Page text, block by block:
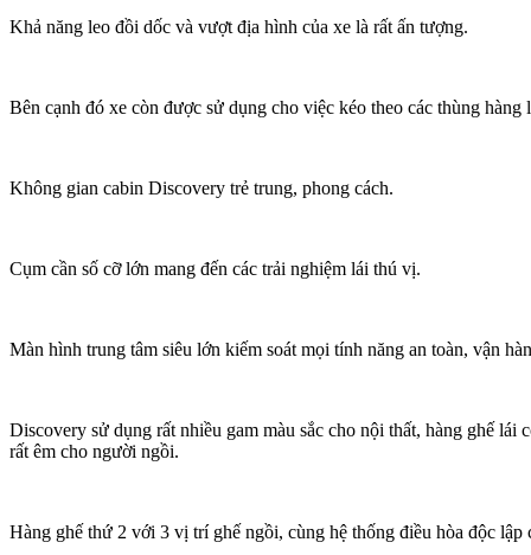
Khả năng leo đồi dốc và vượt địa hình của xe là rất ấn tượng.
Bên cạnh đó xe còn được sử dụng cho việc kéo theo các thùng hàng
Không gian cabin Discovery trẻ trung, phong cách.
Cụm cần số cỡ lớn mang đến các trải nghiệm lái thú vị.
Màn hình trung tâm siêu lớn kiếm soát mọi tính năng an toàn, vận
Discovery sử dụng rất nhiều gam màu sắc cho nội thất, hàng ghế lái
rất êm cho người ngồi.
Hàng ghế thứ 2 với 3 vị trí ghế ngồi, cùng hệ thống điều hòa độc lập